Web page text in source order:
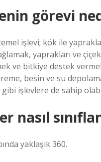
görevi
işlevi; kök ile
yaprakları ve
ve bitkiye destek
besin ve su
işlevlere de sahip
nasıl
yaklaşık 360.